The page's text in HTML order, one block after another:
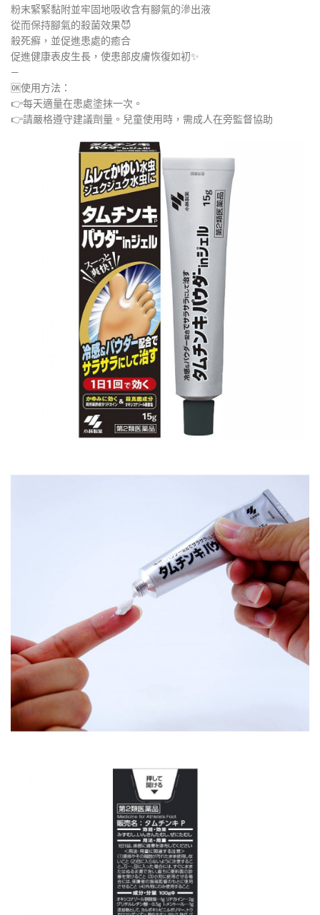
粉末緊緊黏附並牢固地吸收含有腳氣的滲出液
從而保持腳氣的殺菌效果😈
殺死癬，並促進患處的癒合
促進健康表皮生長，使患部皮膚恢復如初✨
—
🆗使用方法：
👉每天適量在患處塗抹一次。
👉請嚴格遵守建議劑量。兒童使用時，需成人在旁監督協助